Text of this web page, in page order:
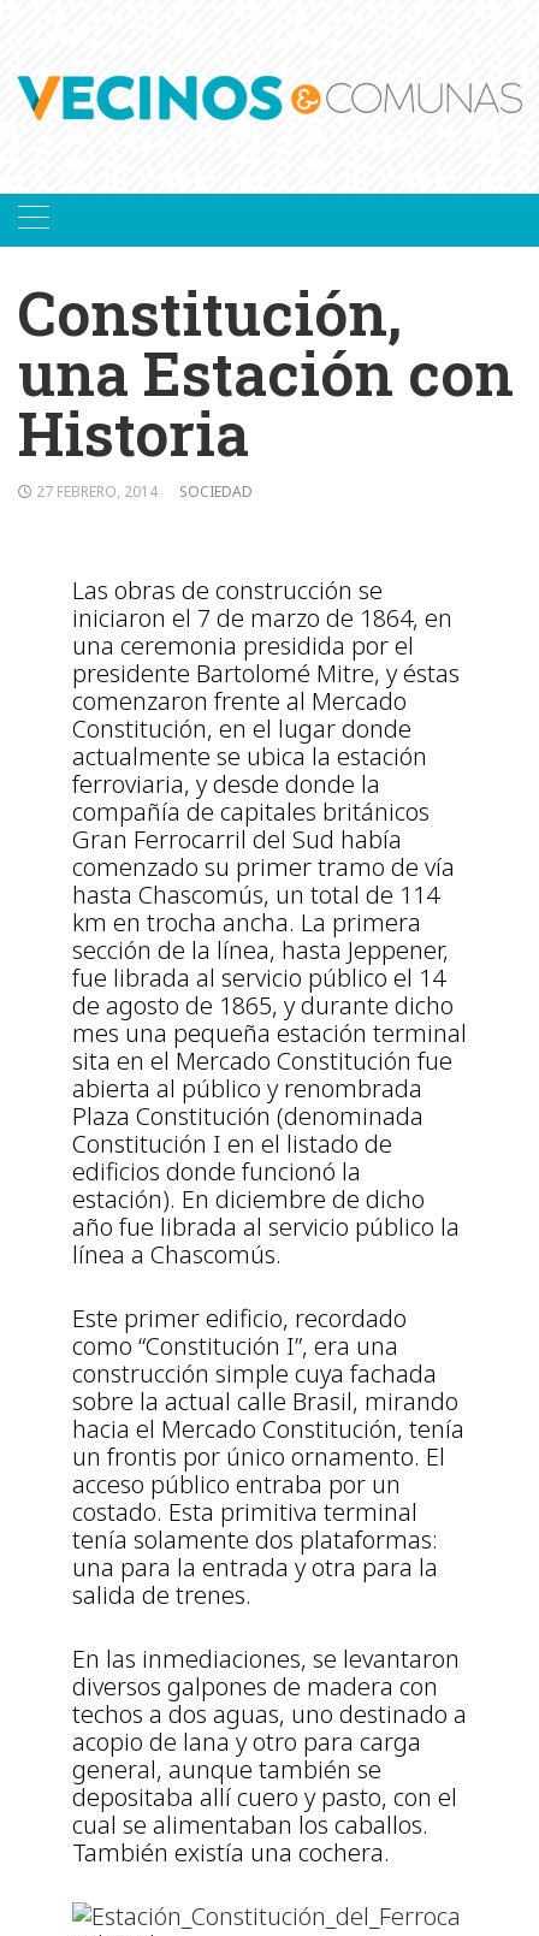
Constitución,
una Estación con
Historia
27 FEBRERO, 2014 SOCIEDAD
Las obras de construcción se
iniciaron el 7 de marzo de 1864, en
una ceremonia presidida por el
presidente Bartolomé Mitre, y éstas
comenzaron frente al Mercado
Constitución, en el lugar donde
actualmente se ubica la estación
ferroviaria, y desde donde la
compañía de capitales británicos
Gran Ferrocarril del Sud había
comenzado su primer tramo de vía
hasta Chascomús, un total de 114
km en trocha ancha. La primera
sección de la línea, hasta Jeppener,
fue librada al servicio público el 14
de agosto de 1865, y durante dicho
mes una pequeña estación terminal
sita en el Mercado Constitución fue
abierta al público y renombrada
Plaza Constitución (denominada
Constitución I en el listado de
edificios donde funcionó la
estación). En diciembre de dicho
año fue librada al servicio público la
línea a Chascomús.
Este primer edificio, recordado
como “Constitución I”, era una
construcción simple cuya fachada
sobre la actual calle Brasil, mirando
hacia el Mercado Constitución, tenía
un frontis por único ornamento. El
acceso público entraba por un
costado. Esta primitiva terminal
tenía solamente dos plataformas:
una para la entrada y otra para la
salida de trenes.
En las inmediaciones, se levantaron
diversos galpones de madera con
techos a dos aguas, uno destinado a
acopio de lana y otro para carga
general, aunque también se
depositaba allí cuero y pasto, con el
cual se alimentaban los caballos.
También existía una cochera.